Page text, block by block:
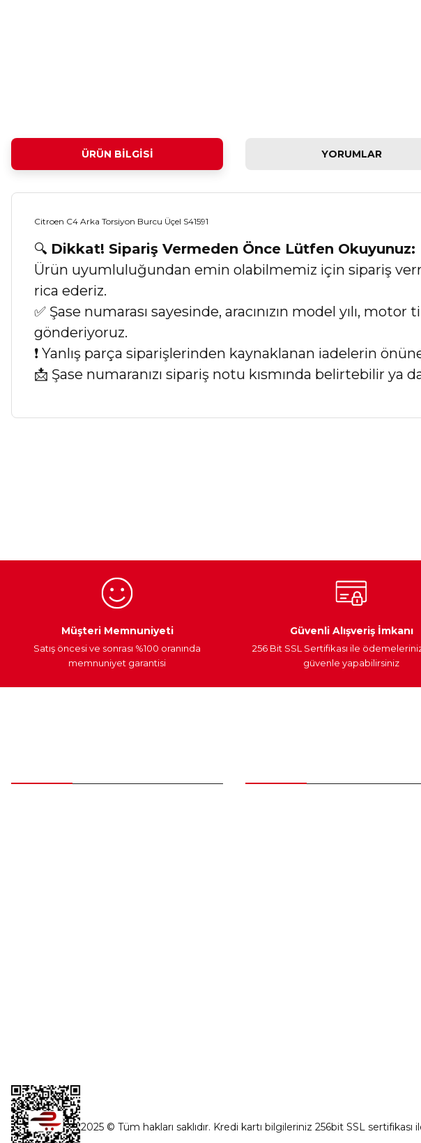
ÜRÜN BILGISI YORUMLAR
Citroen C4 Arka Torsiyon Burcu Üçel S41591
🔍 Dikkat! Sipariş Vermeden Önce Lütfen Okuyunuz:
Ürün uyumluluğundan emin olabilmemiz için sipariş
rica ederiz.
✅ Şase numarası sayesinde, aracınızın model yılı,
gönderiyoruz.
❗ Yanlış parça siparişlerinden kaynaklanan iadelerin
📩 Şase numaranızı sipariş notu kısmında belirtebilir
Egzoz Sistemi Ateşleme Sistemi
Müşteri Memnuniyeti
Satış öncesi ve sonrası %100 oranında
memnuniyet garantisi
Güvenli Alışveriş İmkanı
256 Bit SSL Sertifikası ile
güvenle yapabilirsiniz
2025 © Tüm hakları saklıdır. Kredi kartı bilgileriniz 256bit SSL sertifikası